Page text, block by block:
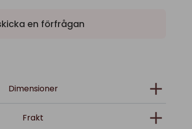
en förfrågan
Dimensioner
Frakt